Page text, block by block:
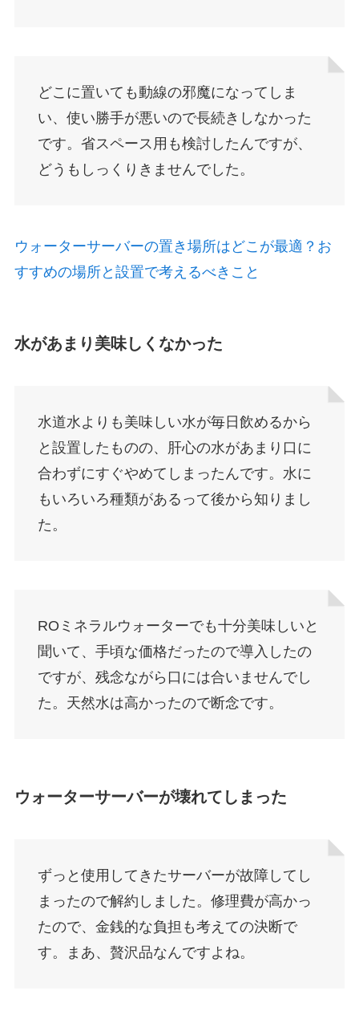
どこに置いても動線の邪魔になってしま
い、使い勝手が悪いので長続きしなかった
です。省スペース用も検討したんですが、
どうもしっくりきませんでした。
ウォーターサーバーの置き場所はどこが最適？お
すすめの場所と設置で考えるべきこと
水があまり美味しくなかった
水道水よりも美味しい水が毎日飲めるから
と設置したものの、肝心の水があまり口に
合わずにすぐやめてしまったんです。水に
もいろいろ種類があるって後から知りまし
た。
ROミネラルウォーターでも十分美味しいと
聞いて、手頃な価格だったので導入したの
ですが、残念ながら口には合いませんでし
た。天然水は高かったので断念です。
ウォーターサーバーが壊れてしまった
ずっと使用してきたサーバーが故障してし
まったので解約しました。修理費が高かっ
たので、金銭的な負担も考えての決断で
す。まあ、贅沢品なんですよね。